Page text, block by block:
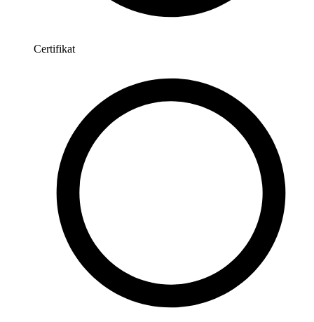
Certifikat